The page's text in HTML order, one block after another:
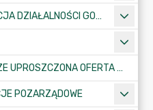
REJESTRACJA DZIAŁALNOŚCI GOSPODARCZEJ
FORMULARZE UPROSZCZONA OFERTA WYKONANIA ZADANIA PUBLICZNEGO
POZARZĄDOWE